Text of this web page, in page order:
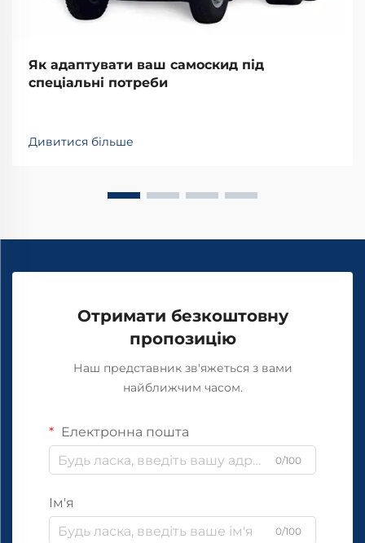
Як адаптувати ваш самоскид під
спеціальні потреби
Дивитися більше
Отримати безкоштовну
пропозицію
Наш представник зв'яжеться з вами
найближчим часом.
Електронна пошта
0/100
Ім'я
0/100